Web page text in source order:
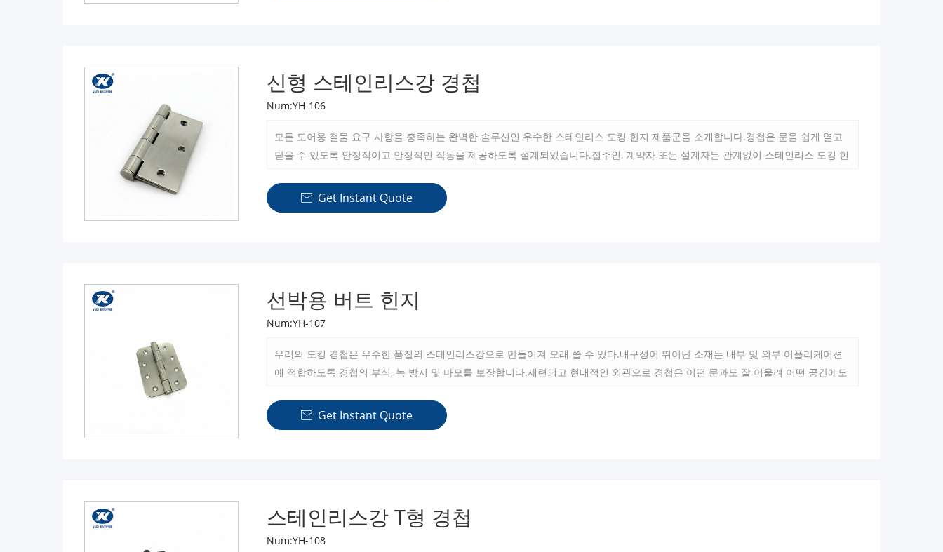
신형 스테인리스강 경첩
Num:YH-106
모든 도어용 철물 요구 사항을 충족하는 완벽한 솔루션인 우수한 스테인리스 도킹 힌지 제품군을 소개합니다.경첩은 문을 쉽게 열고
닫을 수 있도록 안정적이고 안정적인 작동을 제공하도록 설계되었습니다.집주인, 계약자 또는 설계자든 관계없이 스테인리스 도킹 힌
 Get Instant Quote
선박용 버트 힌지
Num:YH-107
우리의 도킹 경첩은 우수한 품질의 스테인리스강으로 만들어져 오래 쓸 수 있다.내구성이 뛰어난 소재는 내부 및 외부 어플리케이션
에 적합하도록 경첩의 부식, 녹 방지 및 마모를 보장합니다.세련되고 현대적인 외관으로 경첩은 어떤 문과도 잘 어울려 어떤 공간에도
 Get Instant Quote
스테인리스강 T형 경첩
Num:YH-108